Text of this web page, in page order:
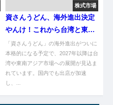
株式市場
資さんうどん、海外進出決定
やんけ！これから台湾と東南
アジアに進出するで！
「資さんうどん」の海外進出がついに
本格的になる予定で、2027年以降は台
湾や東南アジア市場への展開が見込ま
れています。国内でも出店が加速
し、...